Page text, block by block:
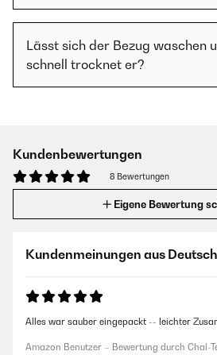
Lässt sich der Bezug waschen
schnell trocknet er?
Kundenbewertungen
8 Bewertungen
Eigene Bewertung
Kundenmeinungen aus
Alles war sauber eingepackt -- leichter
Amazon Benutzer – Bewertung durch Chal-